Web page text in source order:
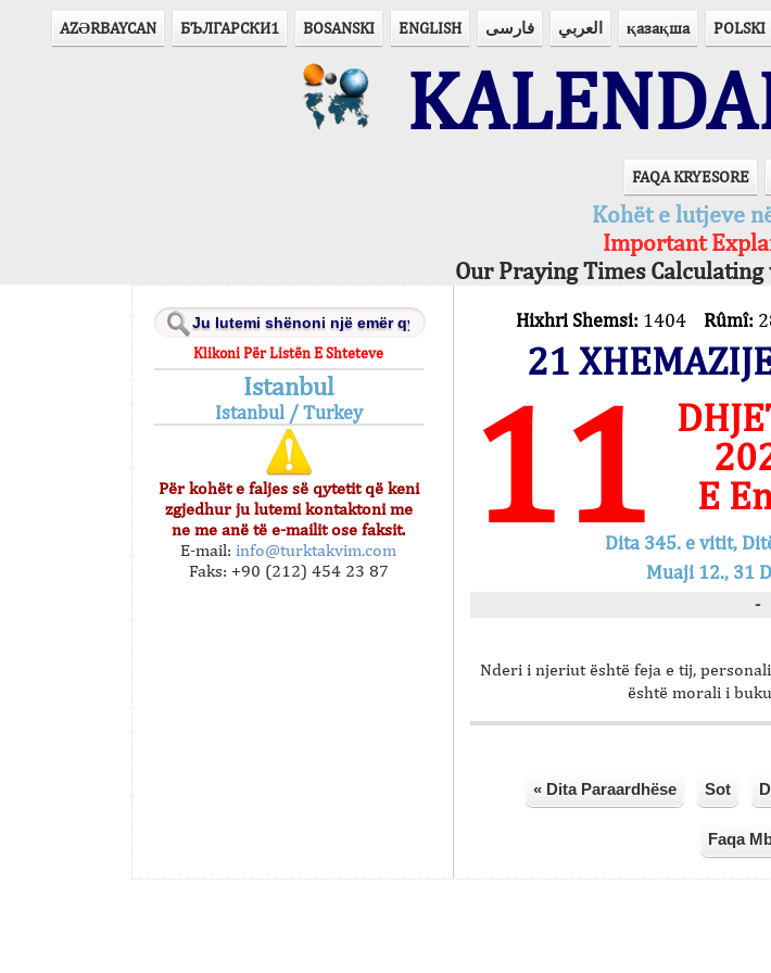
AZӘRBAYCAN БЪЛГАРСКИ1 BOSANSKI ENGLISH فارسی العربي қазақша POLSKI
FAQA KRYESORE
Kohët e lutjeve
Important
Our Praying Times
Klikoni Për Listën E Shteteve
Istanbul
Istanbul / Turkey
Për kohët e faljes së qytetit që keni
zgjedhur ju lutemi kontaktoni me
ne me anë të e-mailit ose faksit.
E-mail: info@turktakvim.com
Faks: +90 (212) 454 23 87
Hixhri Shemsi: 1404 Rûmî:
21
11
E
Dita 345. e vitit,
Muaji 12., 31
-
Nderi i njeriut është feja e tij,
është morali i
« Dita Paraardhëse Sot
Faqa